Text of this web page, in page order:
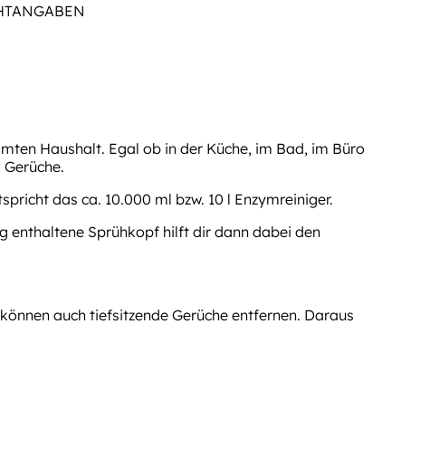
Haushalt. Egal ob in der Küche, im Bad, im Büro
das ca. 10.000 ml bzw. 10 l Enzymreiniger.
enthaltene Sprühkopf hilft dir dann dabei den
auch tiefsitzende Gerüche entfernen. Daraus